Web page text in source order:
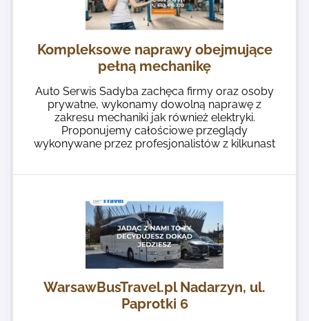
Kompleksowe naprawy obejmujące
pełną mechanikę
Auto Serwis Sadyba zachęca firmy oraz osoby
prywatne, wykonamy dowolną naprawę z
zakresu mechaniki jak również elektryki.
Proponujemy całościowe przeglądy
wykonywane przez profesjonalistów z kilkunast
WarsawBusTravel.pl Nadarzyn, ul.
Paprotki 6